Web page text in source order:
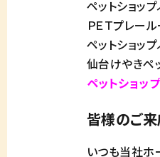
ペットショ
ＰＥＴプレ
ペットショ
仙台けやき
ペットショ
皆様のご来
いつも当社ホ